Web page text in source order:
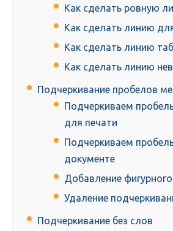
Как сделать ровную
Как сделать линию
Как сделать линию
Как сделать линию
Подчеркивание пробелов
Подчеркиваем
для печати
Подчеркиваем
документе
Добавление
Удаление
Подчеркивание без слов